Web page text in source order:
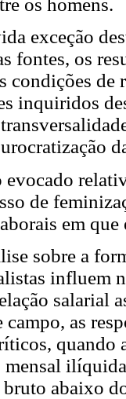
os homens.
exceção
fontes, os
condições de
inquiridos
de
em
sobre a
influem
salarial
campo, as
quando
mensal
abaixo